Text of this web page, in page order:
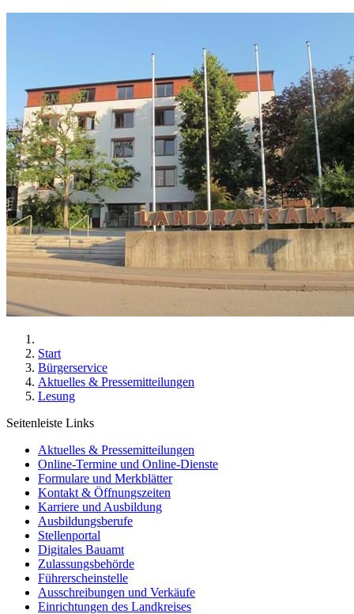
Start
Bürgerservice
Aktuelles & Pressemitteilungen
Lesung
Seitenleiste Links
Aktuelles & Pressemitteilungen
Online-Termine und Online-Dienste
Formulare und Merkblätter
Kontakt & Öffnungszeiten
Karriere und Ausbildung
Ausbildungsberufe
Stellenportal
Digitales Bauamt
Zulassungsbehörde
Führerscheinstelle
Ausschreibungen und Verkäufe
Einrichtungen des Landkreises